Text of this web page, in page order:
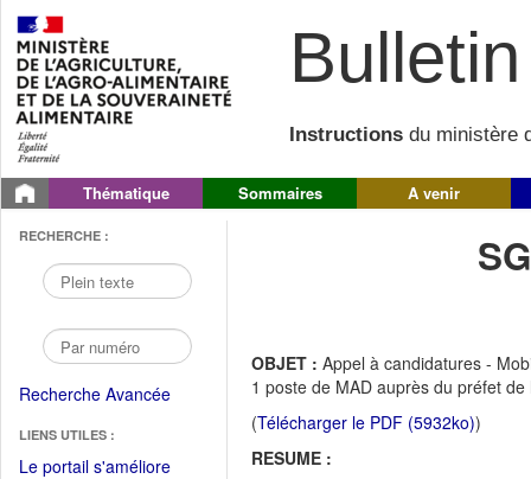
Instructions du ministère
Thématique Sommaires A venir
RECHERCHE :
Recherche Avancée
LIENS UTILES :
Le portail s'améliore(Fichier
OBJET : Appel à candidatures -
1 poste de MAD auprès du préfet
(Télécharger le PDF (5932ko))
RESUME :